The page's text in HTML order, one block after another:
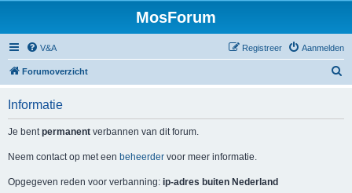
MosForum
V&A Aanmelden
Registreer
Forumoverzicht
Informatie
Je bentpermanent verbannen van dit forum.
Neem contact op met een beheerder voor meer informatie.
Opgegeven reden voor verbanning: ip-adres buiten Nederland